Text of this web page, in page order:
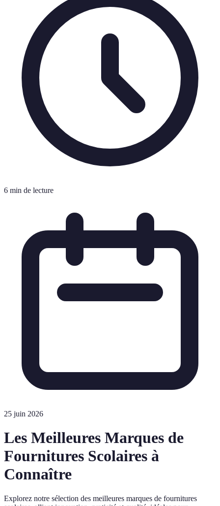
6 min de lecture
25 juin 2026
Les Meilleures Marques de
Fournitures Scolaires à
Connaître
Explorez notre sélection des meilleures marques de fournitures